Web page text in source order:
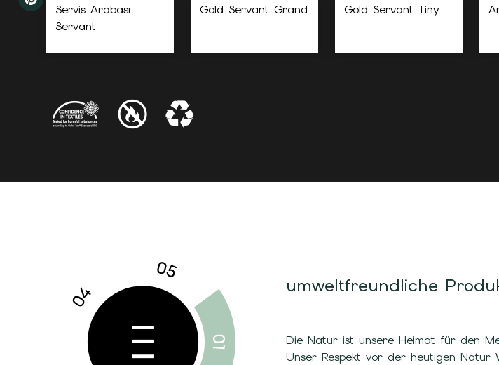
Servis Arabası
Servant
Gold Servant Grand Gold Servant Tiny
umweltfreundliche
Die Natur ist unsere Heimat für den
Unser Respekt vor der heutigen